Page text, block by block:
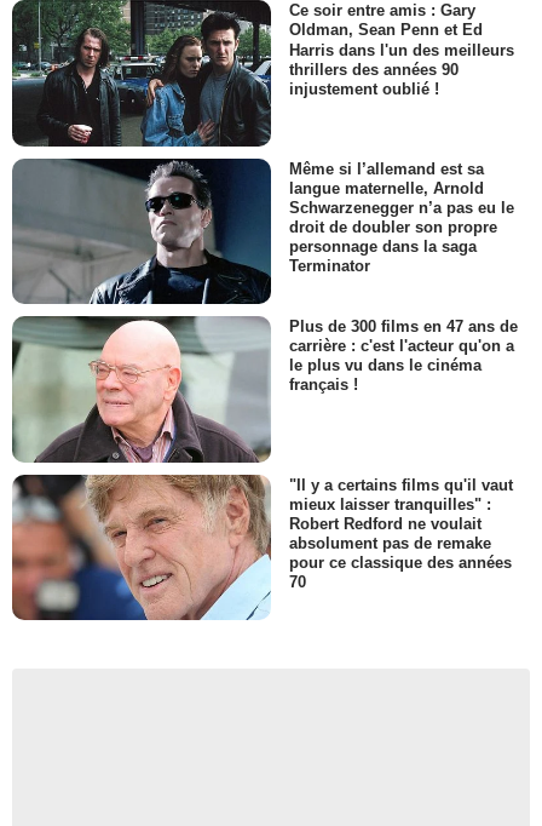
Ce soir entre amis : Gary
Oldman, Sean Penn et Ed
Harris dans l'un des meilleurs
thrillers des années 90
injustement oublié !
Même si l’allemand est sa
langue maternelle, Arnold
Schwarzenegger n’a pas eu le
droit de doubler son propre
personnage dans la saga
Terminator
Plus de 300 films en 47 ans de
carrière : c'est l'acteur qu'on a
le plus vu dans le cinéma
français !
"Il y a certains films qu'il vaut
mieux laisser tranquilles" :
Robert Redford ne voulait
absolument pas de remake
pour ce classique des années
70